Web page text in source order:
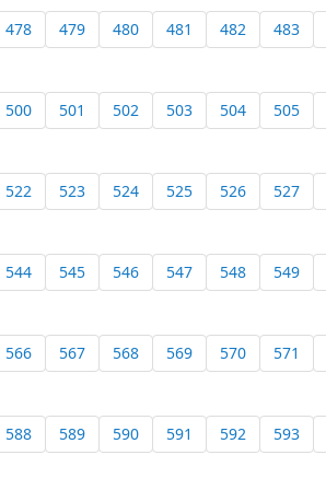
478 479 480 481 482 483
500 501 502 503 504 505
522 523 524 525 526 527
544 545 546 547 548 549
566 567 568 569 570 571
588 589 590 591 592 593